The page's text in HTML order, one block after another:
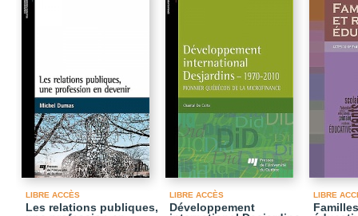
LIBRE ACCÈS
Les relations publiques,
LIBRE ACCÈS
Développement
LIBRE